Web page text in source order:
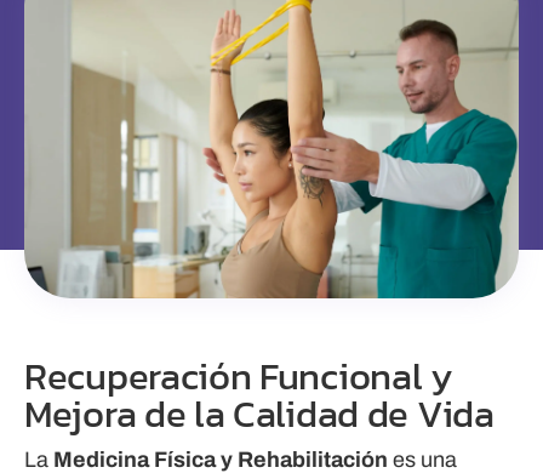
Recuperación Funcional y
Mejora de la Calidad de Vida
La Medicina Física y Rehabilitación es una